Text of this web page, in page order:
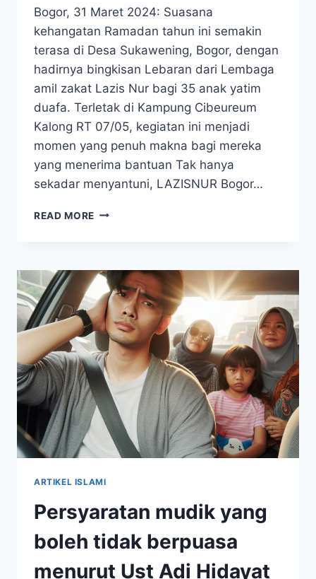
Bogor, 31 Maret 2024: Suasana
kehangatan Ramadan tahun ini semakin
terasa di Desa Sukawening, Bogor, dengan
hadirnya bingkisan Lebaran dari Lembaga
amil zakat Lazis Nur bagi 35 anak yatim
duafa. Terletak di Kampung Cibeureum
Kalong RT 07/05, kegiatan ini menjadi
momen yang penuh makna bagi mereka
yang menerima bantuan Tak hanya
sekadar menyantuni, LAZISNUR Bogor…
READ MORE 35
SUKA
WENING
KABUPATEN
BOGOR
BERGEMBIRA
MENERIMA
BINGKISAN
LEBARAN
DARI
LAZISNUR
ARTIKEL ISLAMI
Persyaratan mudik yang
boleh tidak berpuasa
menurut Ust Adi Hidayat